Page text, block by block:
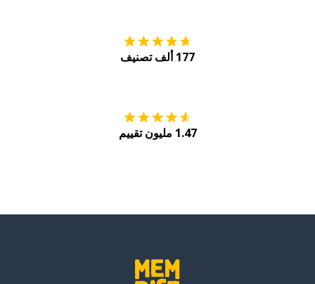
177 ألف تصنيف
1.47 مليون تقييم